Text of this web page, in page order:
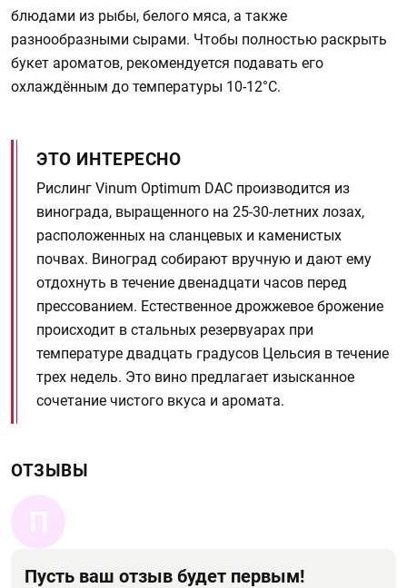
блюдами из рыбы, белого мяса, а также
разнообразными сырами. Чтобы полностью раскрыть
букет ароматов, рекомендуется подавать его
охлаждённым до температуры 10-12°C.
ЭТО ИНТЕРЕСНО
Рислинг Vinum Optimum DAC производится из
винограда, выращенного на 25-30-летних лозах,
расположенных на сланцевых и каменистых
почвах. Виноград собирают вручную и дают ему
отдохнуть в течение двенадцати часов перед
прессованием. Естественное дрожжевое брожение
происходит в стальных резервуарах при
температуре двадцать градусов Цельсия в течение
трех недель. Это вино предлагает изысканное
сочетание чистого вкуса и аромата.
ОТЗЫВЫ
П
Пусть ваш отзыв будет первым!